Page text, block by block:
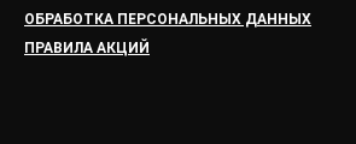
ОБРАБОТКА ПЕРСОНАЛЬНЫХ ДАННЫХ
ПРАВИЛА АКЦИЙ